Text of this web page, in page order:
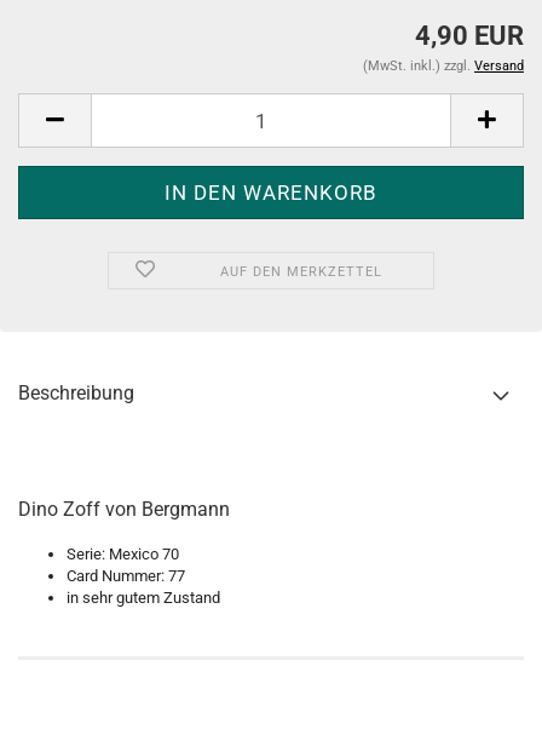
4,90 EUR
(MwSt. inkl.) zzgl. Versand
AUF DEN MERKZETTEL
Beschreibung
Dino Zoff von Bergmann
Serie: Mexico 70
Card Nummer: 77
in sehr gutem Zustand